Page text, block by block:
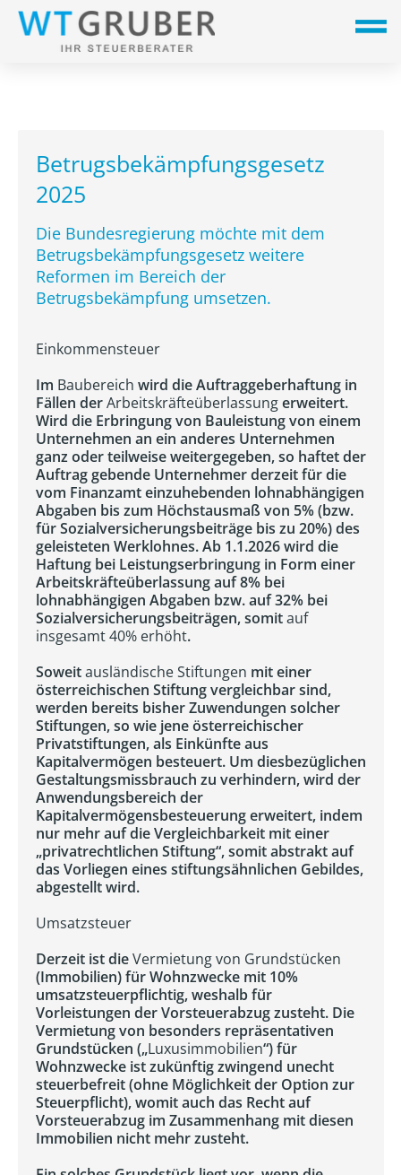
Betrugsbekämpfungsgesetz
2025
Die Bundesregierung möchte mit dem
Betrugsbekämpfungsgesetz weitere
Reformen im Bereich der
Betrugsbekämpfung umsetzen.
Einkommensteuer
Im Baubereich wird die Auftraggeberhaftung in
Fällen derArbeitskräfteüberlassungerweitert.
Wird die Erbringung von Bauleistung von einem
Unternehmen an ein anderes Unternehmen
ganz oder teilweise weitergegeben, so haftet der
Auftrag gebende Unternehmer derzeit für die
vom Finanzamt einzuhebenden lohnabhängigen
Abgaben bis zum Höchstausmaß von 5% (bzw.
für Sozialversicherungsbeiträge bis zu 20%) des
geleisteten Werklohnes. Ab 1.1.2026 wird die
Haftung bei Leistungserbringung in Form einer
Arbeitskräfteüberlassung auf 8% bei
lohnabhängigen Abgaben bzw. auf 32% bei
Sozialversicherungsbeiträgen, somitauf
insgesamt 40% erhöht.
Soweitausländische Stiftungen mit einer
österreichischen Stiftung vergleichbar sind,
werden bereits bisher Zuwendungen solcher
Stiftungen, so wie jene österreichischer
Privatstiftungen, als Einkünfte aus
Kapitalvermögen besteuert. Um diesbezüglichen
Gestaltungsmissbrauch zu verhindern, wird der
Anwendungsbereich der
Kapitalvermögensbesteuerung erweitert, indem
nur mehr auf die Vergleichbarkeit mit einer
„privatrechtlichen Stiftung“, somit abstrakt auf
das Vorliegen eines stiftungsähnlichen Gebildes,
abgestellt wird.
Umsatzsteuer
Derzeit ist dieVermietung von Grundstücken
(Immobilien) für Wohnzwecke mit 10%
umsatzsteuerpflichtig, weshalb für
Vorleistungen der Vorsteuerabzug zusteht. Die
Vermietung von besonders repräsentativen
Grundstücken („Luxusimmobilien“) für
Wohnzwecke ist zukünftig zwingend unecht
steuerbefreit (ohne Möglichkeit der Option zur
Steuerpflicht), womit auch das Recht auf
Vorsteuerabzug im Zusammenhang mit diesen
Immobilien nicht mehr zusteht.